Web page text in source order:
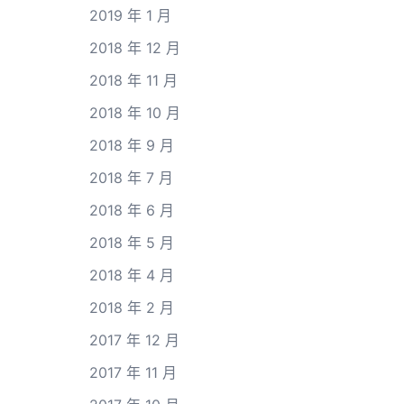
2019 年 1 月
2018 年 12 月
2018 年 11 月
2018 年 10 月
2018 年 9 月
2018 年 7 月
2018 年 6 月
2018 年 5 月
2018 年 4 月
2018 年 2 月
2017 年 12 月
2017 年 11 月